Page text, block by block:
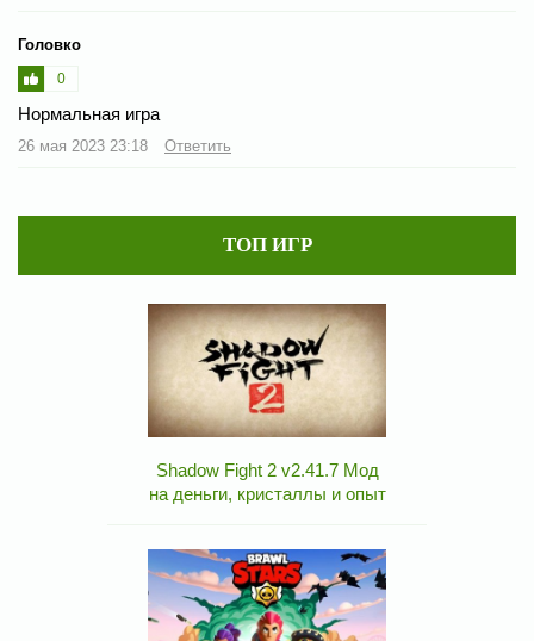
Головко
0
Нормальная игра
26 мая 2023 23:18 Ответить
ТОП ИГР
Shadow Fight 2 v2.41.7 Мод
на деньги, кристаллы и опыт